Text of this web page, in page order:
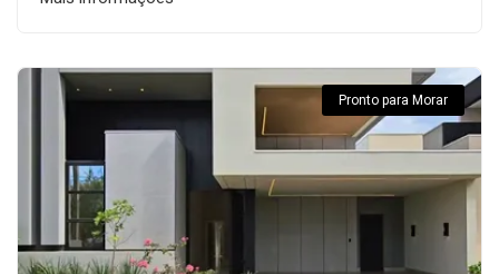
Pronto para Morar